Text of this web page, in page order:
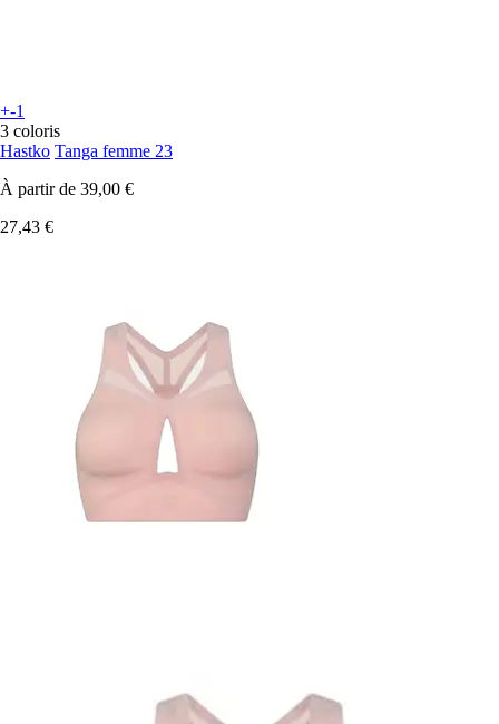
+-1
3 coloris
Hastko Tanga femme 23
À partir de 39,00 €
27,43 €